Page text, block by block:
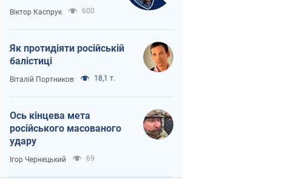
Віктор Каспрук 600
Як протидіяти російській
балістиці
Віталій Портников 18,1 т.
Ось кінцева мета
російського масованого
удару
Ігор Чернецький 69